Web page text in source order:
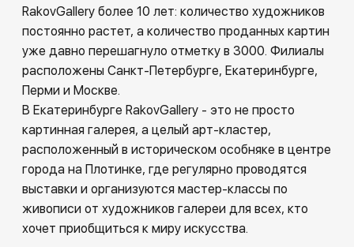
RakovGallery более 10 лет: количество художников
постоянно растет, а количество проданных картин
уже давно перешагнуло отметку в 3000. Филиалы
расположены Санкт-Петербурге, Екатеринбурге,
Перми и Москве.
В Екатеринбурге RakovGallery - это не просто
картинная галерея, а целый арт-кластер,
расположенный в историческом особняке в центре
города на Плотинке, где регулярно проводятся
выставки и организуются мастер-классы по
живописи от художников галереи для всех, кто
хочет приобщиться к миру искусства.